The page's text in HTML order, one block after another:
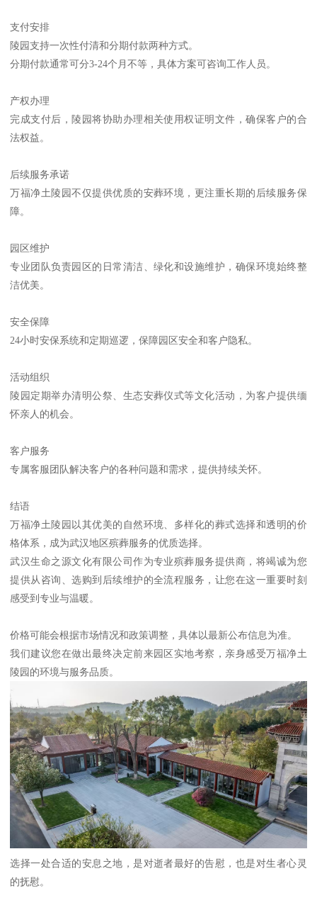
支付安排
陵园支持一次性付清和分期付款两种方式。
分期付款通常可分3-24个月不等，具体方案可咨询工作人员。
产权办理
完成支付后，陵园将协助办理相关使用权证明文件，确保客户的合
法权益。
后续服务承诺
万福净土陵园不仅提供优质的安葬环境，更注重长期的后续服务保
障。
园区维护
专业团队负责园区的日常清洁、绿化和设施维护，确保环境始终整
洁优美。
安全保障
24小时安保系统和定期巡逻，保障园区安全和客户隐私。
活动组织
陵园定期举办清明公祭、生态安葬仪式等文化活动，为客户提供缅
怀亲人的机会。
客户服务
专属客服团队解决客户的各种问题和需求，提供持续关怀。
结语
万福净土陵园以其优美的自然环境、多样化的葬式选择和透明的价
格体系，成为武汉地区殡葬服务的优质选择。
武汉生命之源文化有限公司作为专业殡葬服务提供商，将竭诚为您
提供从咨询、选购到后续维护的全流程服务，让您在这一重要时刻
感受到专业与温暖。
价格可能会根据市场情况和政策调整，具体以最新公布信息为准。
我们建议您在做出最终决定前来园区实地考察，亲身感受万福净土
陵园的环境与服务品质。
选择一处合适的安息之地，是对逝者最好的告慰，也是对生者心灵
的抚慰。